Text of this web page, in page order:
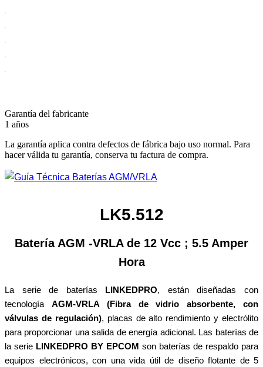
Garantía del fabricante
1 años
La garantía aplica contra defectos de fábrica bajo uso normal. Para
hacer válida tu garantía, conserva tu factura de compra.
LK5.512
Batería AGM -VRLA de 12 Vcc ; 5.5 Amper
Hora
La serie de baterías LINKEDPRO, están diseñadas con
tecnología AGM-VRLA (Fibra de vidrio absorbente, con
válvulas de regulación), placas de alto rendimiento y electrólito
para proporcionar una salida de energía adicional. Las baterías de
la serie LINKEDPRO BY EPCOM son baterías de respaldo para
equipos electrónicos, con una vida útil de diseño flotante de 5